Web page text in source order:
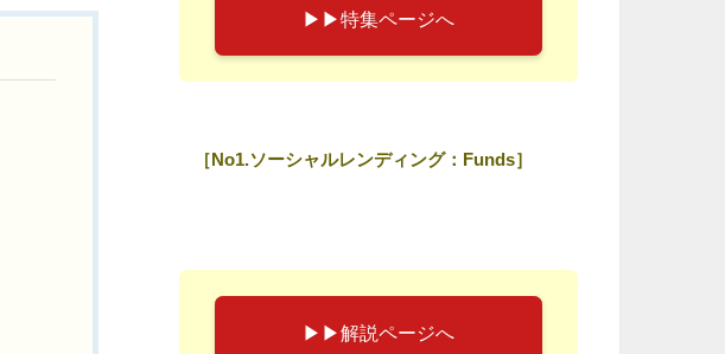
▶︎▶︎特集ページへ
［No1.ソーシャルレンディング：Funds］
▶︎▶︎解説ページへ